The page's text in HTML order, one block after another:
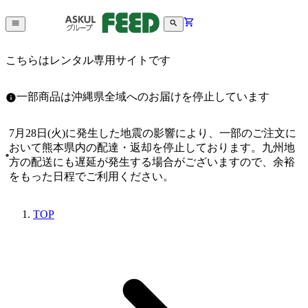
こちらはレンタル専用サイトです
一部商品は沖縄県全域へのお届けを停止しています
7月28日(火)に発生した地震の影響により、一部のご注文に
おいて熊本県内の配達・返却を停止しております。九州地
方の配送にも遅延が発生する場合がございますので、余裕
をもった日程でご利用ください。
TOP